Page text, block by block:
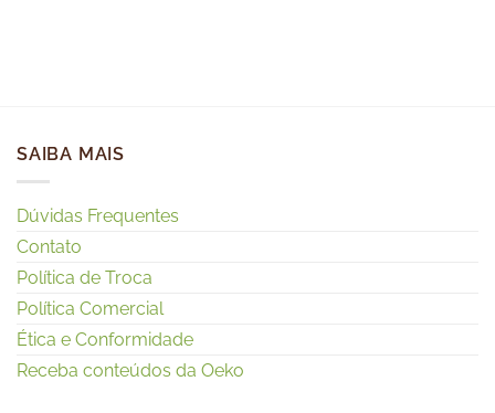
SAIBA MAIS
Dúvidas Frequentes
Contato
Política de Troca
Política Comercial
Ética e Conformidade
Receba conteúdos da Oeko